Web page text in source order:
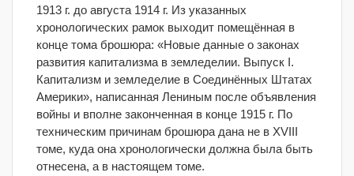
1913 г. до августа 1914 г. Из указанных
хронологических рамок выходит помещённая в
конце тома брошюра: «Новые данные о законах
развития капитализма в земледелии. Выпуск I.
Капитализм и земледелие в Соединённых Штатах
Америки», написанная Лениным после объявления
войны и вполне законченная в конце 1915 г. По
техническим причинам брошюра дана не в XVIII
томе, куда она хронологически должна была быть
отнесена, а в настоящем томе.